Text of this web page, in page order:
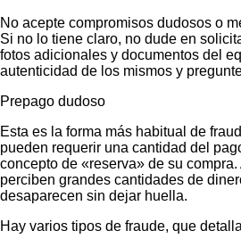
No acepte compromisos dudosos o
Si no lo tiene claro, no dude en
fotos adicionales y documentos del
autenticidad de los mismos y
Prepago dudoso
Esta es la forma más habitual de
pueden requerir una cantidad del
concepto de «reserva» de su
perciben grandes cantidades de
desaparecen sin dejar huella.
Hay varios tipos de fraude, que